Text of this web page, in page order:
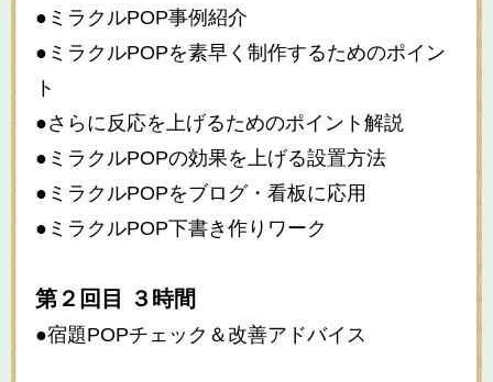
●ミラクルPOP事例紹介
●ミラクルPOPを素早く制作するためのポイン
ト
●さらに反応を上げるためのポイント解説
●ミラクルPOPの効果を上げる設置方法
●ミラクルPOPをブログ・看板に応用
●ミラクルPOP下書き作りワーク
第２回目 ３時間
●宿題POPチェック＆改善アドバイス